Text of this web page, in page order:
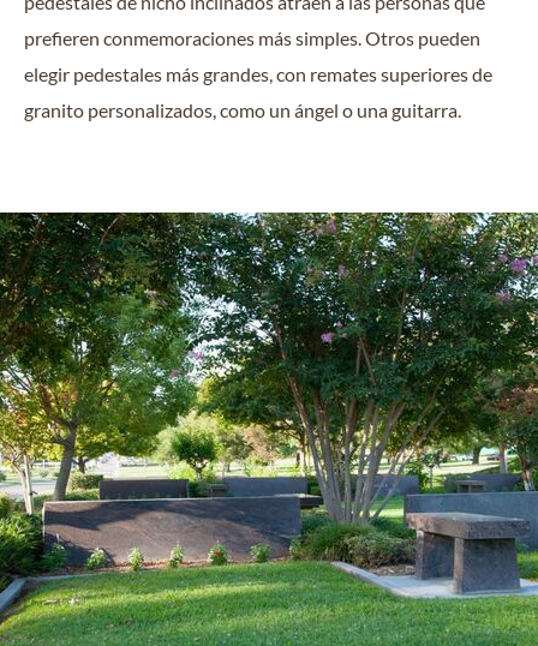
prefieren conmemoraciones más simples. Otros pueden
elegir pedestales más grandes, con remates superiores de
granito personalizados, como un ángel o una guitarra.